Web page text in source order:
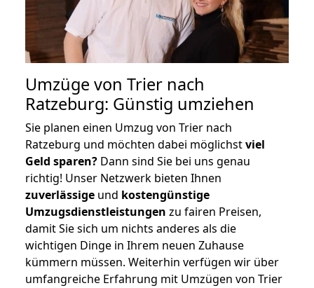
Umzüge von Trier nach
Ratzeburg: Günstig umziehen
Sie planen einen Umzug von Trier nach
Ratzeburg und möchten dabei möglichstviel
Geld sparen? Dann sind Sie bei uns genau
richtig! Unser Netzwerk bieten Ihnen
zuverlässige und kostengünstige
Umzugsdienstleistungen zu fairen Preisen,
damit Sie sich um nichts anderes als die
wichtigen Dinge in Ihrem neuen Zuhause
kümmern müssen. Weiterhin verfügen wir über
umfangreiche Erfahrung mit Umzügen von Trier